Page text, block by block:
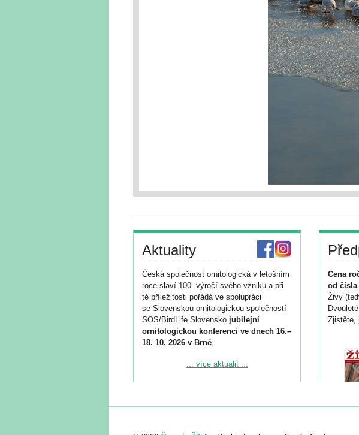
Aktuality
Česká společnost ornitologická v letošním
roce slaví 100. výročí svého vzniku a při
té příležitosti pořádá ve spolupráci
se Slovenskou ornitologickou společností
SOS/BirdLife Slovensko jubilejní
ornitologickou konferenci ve dnech 16.–
18. 10. 2026 v Brně.
Podrobnější informace ke konferenci
Registrovat se můžete do 6. září.
... více aktualit ...
Cena
od čísla
Živy
Zjistěte,